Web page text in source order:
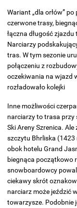
Wariant „dla orłów”
czerwone trasy,
łączna długość
Narciarzy
tras. W tym sezonie
połączeniu z
oczekiwania na wjazd
rozładowało kolejki
Inne możliwości
narciarzy to trasa przy
Ski Areny Szrenica.
szczytu Bhrliska
obok hotelu Grand
biegnąca początkowo
snowboardowcy
ciekawy skrót
narciarz może jeździć
towarzysze. Podobnie